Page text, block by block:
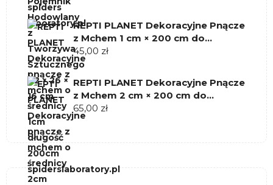
REPTI PLANET Dekoracyjne Pnącze
z Mchem 1 cm × 200 cm do
Terrarium
45,00 zł
REPTI PLANET Dekoracyjne Pnącze
z Mchem 2 cm × 200 cm do
Terrarium
65,00 zł